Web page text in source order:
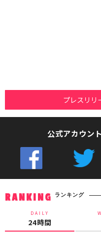
プレスリリ
公式アカウン
RANKING ランキング
DAILY
24時間